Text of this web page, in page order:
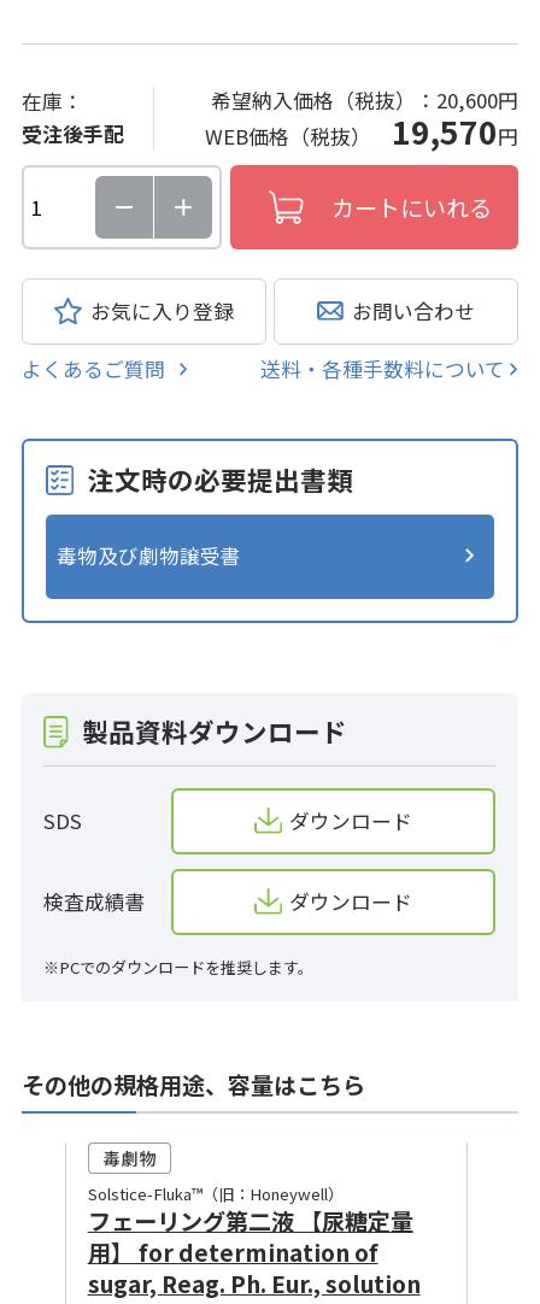
在庫：
受注後手配
希望納入価格（税抜）： 20,600円
WEB価格（税抜） 19,570円
お気に入り登録 お問い合わせ
よくあるご質問 送料・各種手数料について
注文時の必要提出書類
毒物及び劇物譲受書
製品資料ダウンロード
SDS ダウンロード
検査成績書 ダウンロード
※PCでのダウンロードを推奨します。
その他の規格用途、容量はこちら
Solstice-Fluka™（旧：Honeywell）
フェーリング第二液 【尿糖定量
用】 for determination of
sugar, Reag. Ph. Eur., solution